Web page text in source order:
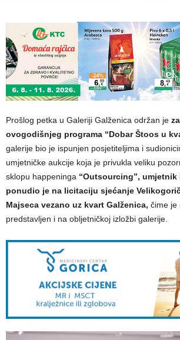
Prošlog petka u Galeriji Galženica održan je
ovogodišnjeg programa “Dobar Štoos u
galerije bio je ispunjen posjetiteljima i
umjetničke aukcije koja je privukla veliku
sklopu happeninga “Outsourcing”, umjetnik
ponudio je na licitaciju sjećanje
Majseca vezano uz kvart Galženica, čime je
predstavljen i na obljetničkoj izložbi galerije.